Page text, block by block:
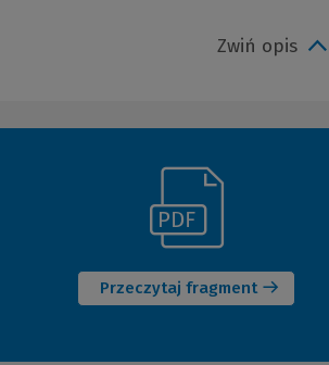
Zwiń opis
Przeczytaj fragment
(Nowe
okno)
(Link
do
innej
strony)